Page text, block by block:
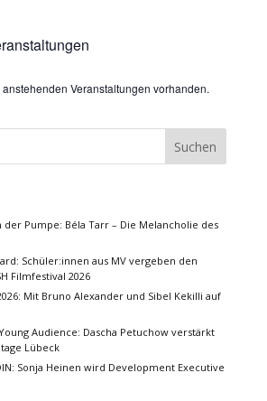
Veranstaltungen vorhanden.
Pumpe: Béla Tarr – Die Melancholie des
Schüler:innen aus MV vergeben den
Filmfestival 2026
Mit Bruno Alexander und Sibel Kekilli auf
Audience: Dascha Petuchow verstärkt
Lübeck
Sonja Heinen wird Development Executive